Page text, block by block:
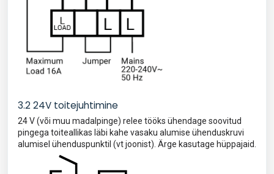
3.2 24V toitejuhtimine
24 V (või muu madalpinge) relee tööks ühendage soovitud
pingega toiteallikas läbi kahe vasaku alumise ühenduskruvi
alumisel ühenduspunktil (vt joonist). Ärge kasutage hüppajaid.